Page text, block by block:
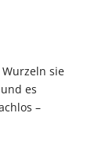
sie
es
–